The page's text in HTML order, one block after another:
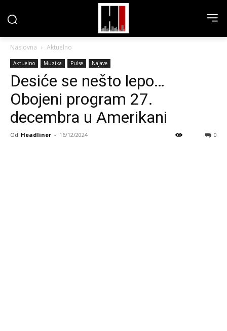
Naslovna Aktuelno
Aktuelno Muzika Pulse Najave
Desiće se nešto lepo…
Obojeni program 27.
decembra u Amerikani
Od Headliner - 16/12/2024 0